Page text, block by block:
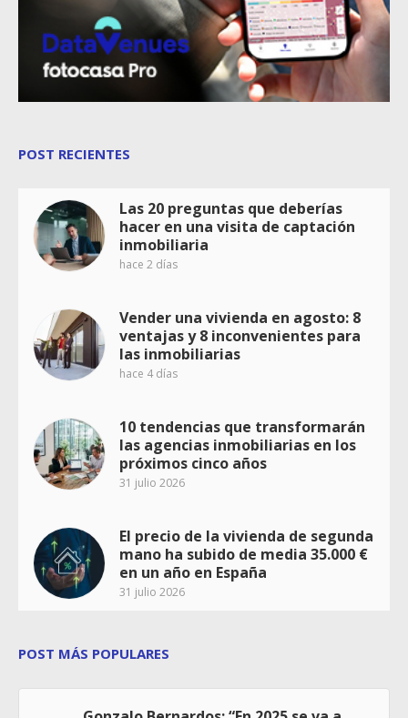
POST RECIENTES
Las 20 preguntas que deberías
hacer en una visita de captación
inmobiliaria
hace 2 días
Vender una vivienda en agosto: 8
ventajas y 8 inconvenientes para
las inmobiliarias
hace 4 días
10 tendencias que transformarán
las agencias inmobiliarias en los
próximos cinco años
31 julio 2026
El precio de la vivienda de segunda
mano ha subido de media 35.000 €
en un año en España
31 julio 2026
POST MÁS POPULARES